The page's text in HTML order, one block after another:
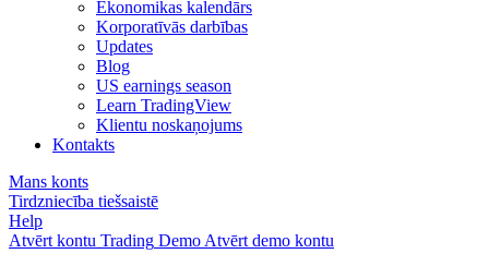
Ekonomikas kalendārs
Korporatīvās darbības
Updates
Blog
US earnings season
Learn TradingView
Klientu noskaņojums
Kontakts
Mans konts
Tirdzniecība tiešsaistē
Help
Atvērt kontu Trading Demo Atvērt demo kontu